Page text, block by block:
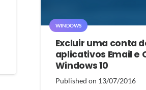
WINDOWS
Excluir uma conta
aplicativos Email e
Windows 10
Published on 13/07/2016